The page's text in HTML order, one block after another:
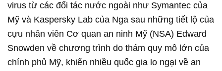
virus từ các đối tác nước ngoài như Symantec của
Mỹ và Kaspersky Lab của Nga sau những tiết lộ của
cựu nhân viên Cơ quan an ninh Mỹ (NSA) Edward
Snowden về chương trình do thám quy mô lớn của
chính phủ Mỹ, khiến nhiều quốc gia lo ngại về an